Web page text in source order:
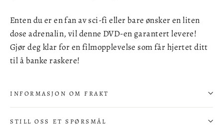
Enten du er en fan av sci-fi eller bare ønsker en liten
dose adrenalin, vil denne DVD-en garantert levere!
Gjør deg klar for en filmopplevelse som får hjertet ditt
til å banke raskere!
INFORMASJON OM FRAKT
STILL OSS ET SPØRSMÅL